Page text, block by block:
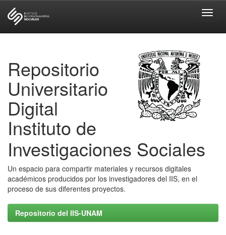
Repositorio
Universitario
Digital
Instituto de
Investigaciones Sociales
Un espacio para compartir materiales y recursos digitales
académicos producidos por los investigadores del IIS, en el
proceso de sus diferentes proyectos.
Repositorio del IIS-UNAM